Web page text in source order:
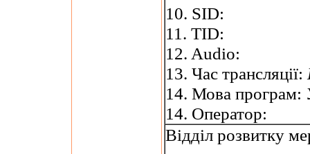
10. SID:
11. TID:
12. Audio:
13. Час трансляції:
14. Мова програм:
14. Оператор:
Відділ розвитку